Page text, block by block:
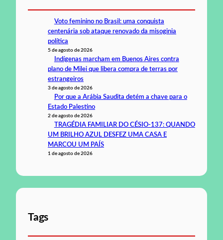
Voto feminino no Brasil: uma conquista
centenária sob ataque renovado da misoginia
política
5 de agosto de 2026
Indígenas marcham em Buenos Aires contra
plano de Milei que libera compra de terras por
estrangeiros
3 de agosto de 2026
Por que a Arábia Saudita detém a chave para o
Estado Palestino
2 de agosto de 2026
TRAGÉDIA FAMILIAR DO CÉSIO-137: QUANDO
UM BRILHO AZUL DESFEZ UMA CASA E
MARCOU UM PAÍS
1 de agosto de 2026
Tags